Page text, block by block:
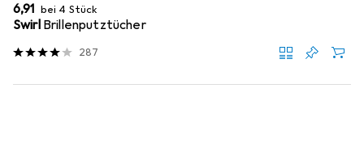
EUR
6,91 bei 4 Stück
Swirl Brillenputztücher
287